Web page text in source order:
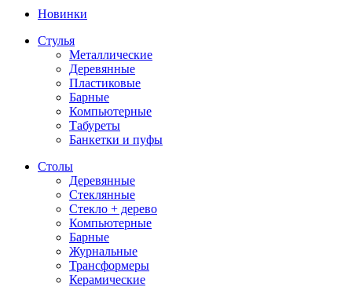
Новинки
Стулья
Металлические
Деревянные
Пластиковые
Барные
Компьютерные
Табуреты
Банкетки и пуфы
Столы
Деревянные
Стеклянные
Стекло + дерево
Компьютерные
Барные
Журнальные
Трансформеры
Керамические